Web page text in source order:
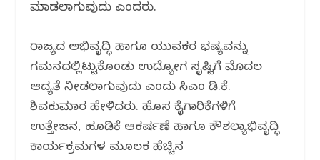
ಮಾಡಲಾಗುವುದು ಎಂದರು.
ರಾಜ್ಯದ ಅಭಿವೃದ್ಧಿ ಹಾಗೂ ಯುವಕರ ಭವಿಷ್ಯವನ್ನು
ಗಮನದಲ್ಲಿಟ್ಟುಕೊಂಡು ಉದ್ಯೋಗ ಸೃಷ್ಟಿಗೆ ಮೊದಲ
ಆದ್ಯತೆ ನೀಡಲಾಗುವುದು ಎಂದು ಸಿಎಂ ಡಿ.ಕೆ.
ಶಿವಕುಮಾರ ಹೇಳಿದರು. ಹೊಸ ಕೈಗಾರಿಕೆಗಳಿಗೆ
ಉತ್ತೇಜನ, ಹೂಡಿಕೆ ಆಕರ್ಷಣೆ ಹಾಗೂ ಕೌಶಲ್ಯಾಭಿವೃದ್ಧಿ
ಕಾರ್ಯಕ್ರಮಗಳ ಮೂಲಕ ಹೆಚ್ಚಿನ